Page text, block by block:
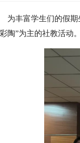
为丰富学生们的假
陶”为主的社教活动